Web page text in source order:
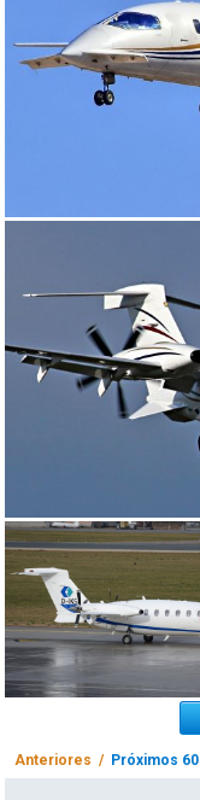
Anteriores / Próximos 60